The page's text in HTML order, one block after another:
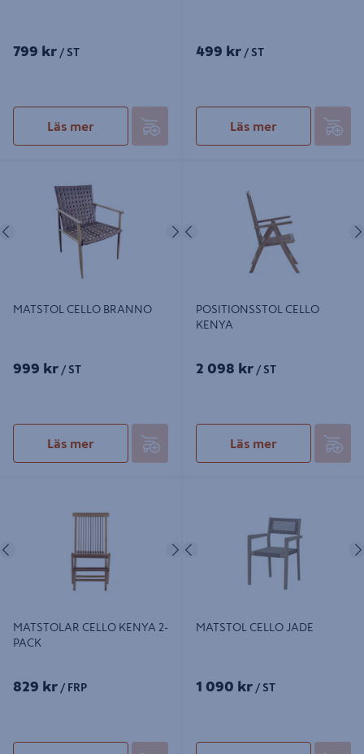
799 kr / ST
Läs mer
499 kr / ST
Läs mer
Föregående Nästa
MATSTOL CELLO BRANNO
999 kr / ST
Läs mer
Föregående
POSITIONSSTOL CELLO
KENYA
2 098 kr / ST
Läs mer
Nästa
MATSTOLAR CELLO KENYA 2-
PACK
829 kr / FRP
Föregående
MATSTOL CELLO JADE
1 090 kr / ST